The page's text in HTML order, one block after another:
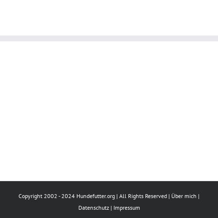
Copyright 2002 - 2024 Hundefutter.org | All Rights Reserved | Über mich |
Datenschutz| Impressum